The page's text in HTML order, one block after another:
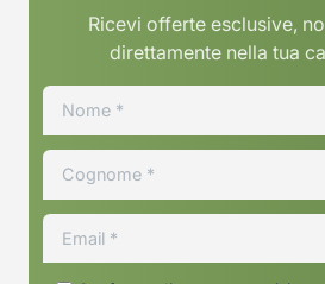
Ricevi offerte esclusive,
direttamente nella tua